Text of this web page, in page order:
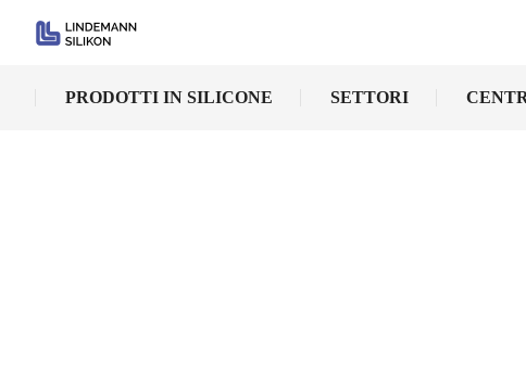
PRODOTTI IN SILICONE SETTORI